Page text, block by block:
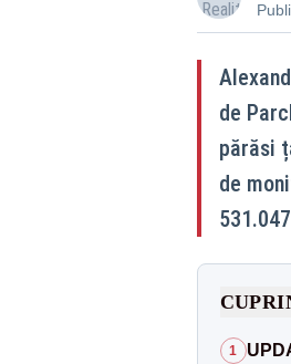
de
părăsi
de
1